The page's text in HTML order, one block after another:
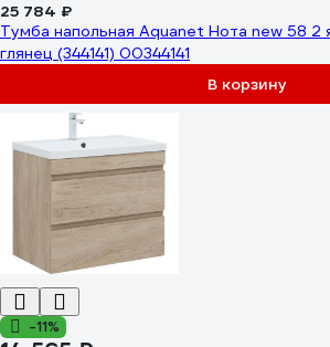
25 784 ₽
Тумба напольная Aquanet Нота new 58 2
глянец (344141) 00344141
В корзину
-11%